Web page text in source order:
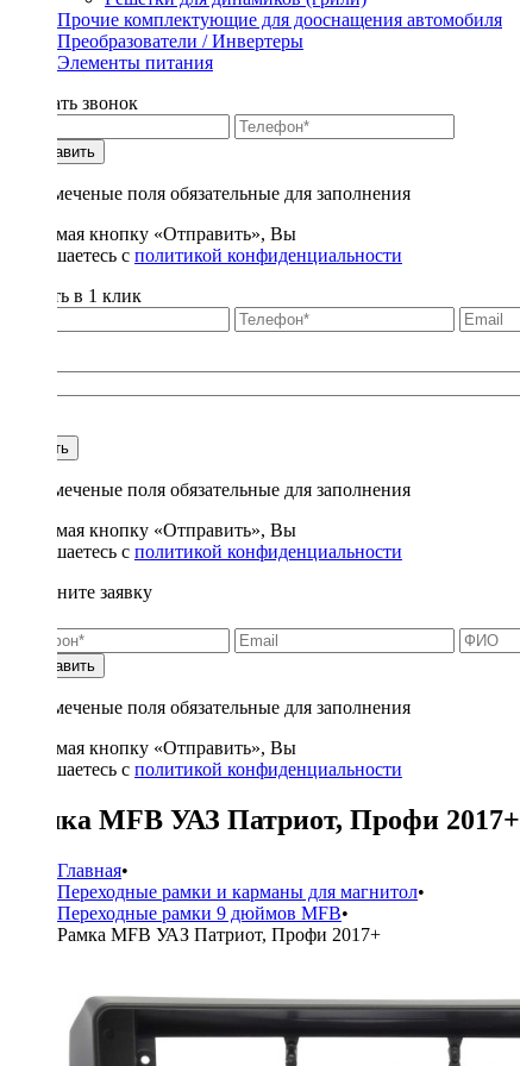
Прочие комплектующие для дооснащения автомобиля
Преобразователи / Инвертеры
Элементы питания
Заказать звонок
Отправить
* - отмеченые поля обязательные для заполнения
Нажимая кнопку «Отправить», Вы
соглашаетесь с политикой конфиденциальности
Купить в 1 клик
Купить
* - отмеченые поля обязательные для заполнения
Нажимая кнопку «Отправить», Вы
соглашаетесь с политикой конфиденциальности
Заполните заявку
Отправить
* - отмеченые поля обязательные для заполнения
Нажимая кнопку «Отправить», Вы
соглашаетесь с политикой конфиденциальности
Рамка MFB УАЗ Патриот, Профи 2017+
Главная•
Переходные рамки и карманы для магнитол•
Переходные рамки 9 дюймов MFB•
Рамка MFB УАЗ Патриот, Профи 2017+